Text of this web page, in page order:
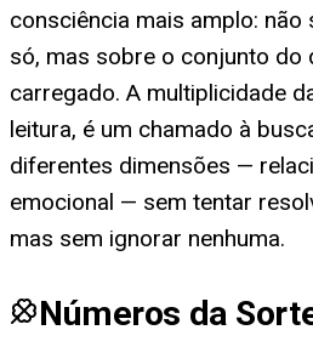
consciência mais amplo: não
só, mas sobre o conjunto do
carregado. A multiplicidade
leitura, é um chamado à
diferentes dimensões —
emocional — sem tentar
mas sem ignorar nenhuma.
Números da